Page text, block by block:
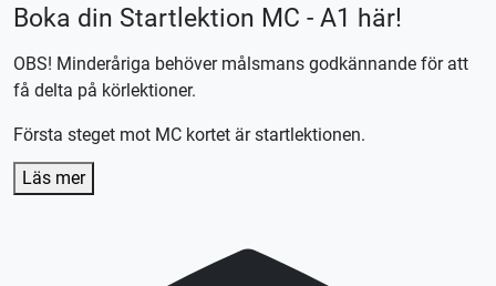
Boka din Startlektion MC - A1 här!
OBS! Minderåriga behöver målsmans godkännande för att
få delta på körlektioner.
Första steget mot MC kortet är startlektionen.
Börja övningsköra med en startlektion, oavsett om du
Efter lektionen skräddarsyr vi en plan efter dina
Läs mer